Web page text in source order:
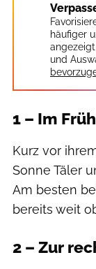
häufiger
und
1 – Im
Kurz vor
Sonne Täler
Am besten
bereits weit
2 – Zur